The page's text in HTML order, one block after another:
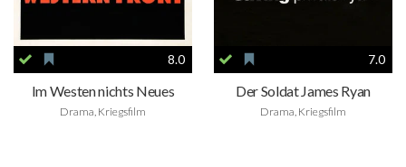
8.0
Im Westen nichts Neues
Drama, Kriegsfilm
7.0
Der Soldat James Ryan
Drama, Kriegsfilm